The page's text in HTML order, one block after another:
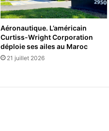
Aéronautique. L’américain
Curtiss-Wright Corporation
déploie ses ailes au Maroc
21 juillet 2026